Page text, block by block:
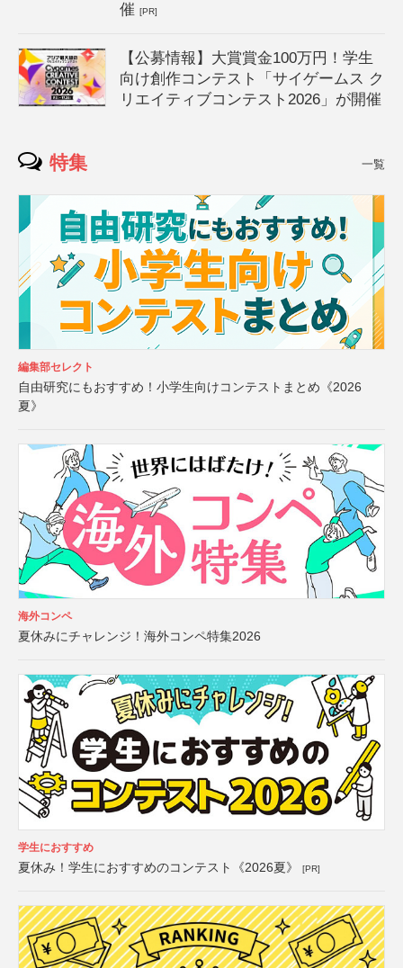
催[PR]
【公募情報】大賞賞金100万円！学生
向け創作コンテスト「サイゲームス ク
リエイティブコンテスト2026」が開催
特集 一覧
編集部セレクト
自由研究にもおすすめ！小学生向けコンテストまとめ《2026
夏》
海外コンペ
夏休みにチャレンジ！海外コンペ特集2026
学生におすすめ
夏休み！学生におすすめのコンテスト《2026夏》 [PR]